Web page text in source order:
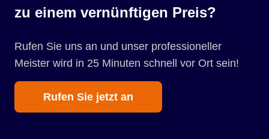
zu einem vernünftigen Preis?
Rufen Sie uns an und unser professioneller
Meister wird in 25 Minuten schnell vor Ort sein!
Rufen Sie jetzt an